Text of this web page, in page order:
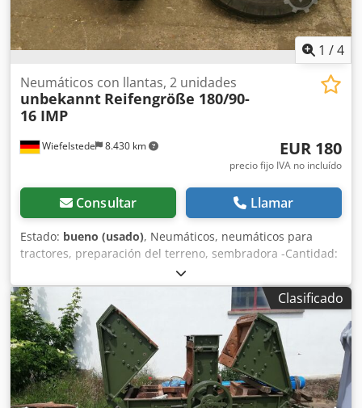
1 /4
Wiefelstede 8.430 km
Neumáticos con llantas, 2 unidades
unbekannt Reifengröße 180/90-
16 IMP
EUR 180
precio fijo IVA no incluído
Consultar Llamar
Estado: bueno (usado), Neumáticos, neumáticos para
tractores, preparación del terreno, sembradora -Cantidad:
2 neumáticos Dodpfx Ajb A Rtrjh Heck -Tamaño del
neumático: 180/90-16 IMP -Dimensiones: Ø 700 mm -Precio
total: por los 2 neumáticos -Peso: 40 kg/unidad Clasificado